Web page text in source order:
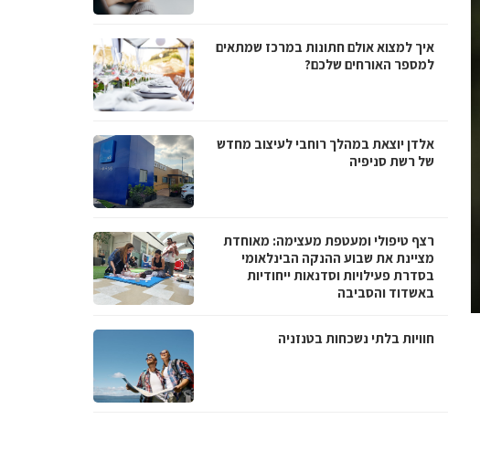
איך למצוא אולם חתונות במרכז שמתאים
למספר האורחים שלכם?
אלדן יוצאת במהלך רוחבי לעיצוב מחדש
של רשת סניפיה
רצף טיפולי ומעטפת מעצימה: מאוחדת
מציינת את שבוע ההנקה הבינלאומי
בסדרת פעילויות וסדנאות ייחודיות
באשדוד והסביבה
חוויות בלתי נשכחות בטנזניה